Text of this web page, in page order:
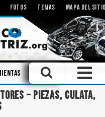
FOTOS TEMAS MAPA DEL
Talleres
– PIEZAS, CULATA,